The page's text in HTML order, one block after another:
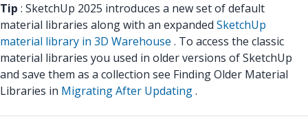
Tip : SketchUp 2025 introduces a new set of default
material libraries along with an expanded SketchUp
material library in 3D Warehouse . To access the classic
material libraries you used in older versions of SketchUp
and save them as a collection see Finding Older Material
Libraries in Migrating After Updating.